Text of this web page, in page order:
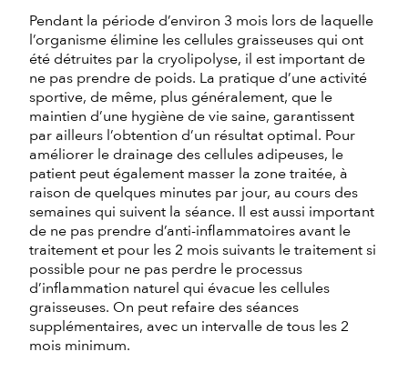
Pendant la période d’environ 3 mois lors de laquelle
l’organisme élimine les cellules graisseuses qui ont
été détruites par la cryolipolyse, il est important de
ne pas prendre de poids. La pratique d’une activité
sportive, de même, plus généralement, que le
maintien d’une hygiène de vie saine, garantissent
par ailleurs l’obtention d’un résultat optimal. Pour
améliorer le drainage des cellules adipeuses, le
patient peut également masser la zone traitée, à
raison de quelques minutes par jour, au cours des
semaines qui suivent la séance. Il est aussi important
de ne pas prendre d’anti-inflammatoires avant le
traitement et pour les 2 mois suivants le traitement si
possible pour ne pas perdre le processus
d’inflammation naturel qui évacue les cellules
graisseuses. On peut refaire des séances
supplémentaires, avec un intervalle de tous les 2
mois minimum.